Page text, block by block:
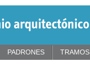
PADRONES TRAMOS